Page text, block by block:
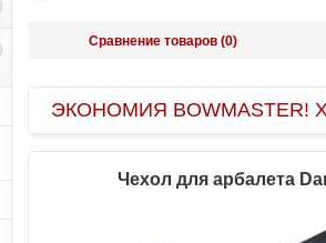
Сравнение товаров (0)
ЭКОНОМИЯ BOWMASTER!
Чехол для арбалета